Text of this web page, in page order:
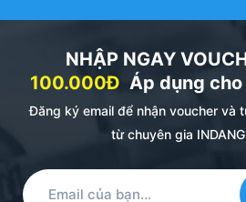
doanh. Chốt đơn hàng về số
– Bước 2 : Khách hàng đặt cọc
– Bước 3 : In Đăng Nguyên tiến
Sau đó gửi khách hàng duyệt
– Bước 4 : Khách duyệt mẫu.
NHẬP NGAY
100.000Đ Áp dụng
Đăng ký email để nhận voucher và
từ chuyên gia